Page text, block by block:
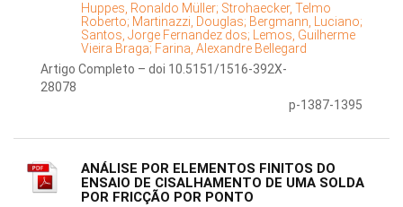
Huppes, Ronaldo Müller; Strohaecker, Telmo
Roberto; Martinazzi, Douglas; Bergmann, Luciano;
Santos, Jorge Fernandez dos; Lemos, Guilherme
Vieira Braga; Farina, Alexandre Bellegard
Artigo Completo – doi 10.5151/1516-392X-
28078
p-1387-1395
ANÁLISE POR ELEMENTOS FINITOS DO
ENSAIO DE CISALHAMENTO DE UMA SOLDA
POR FRICÇÃO POR PONTO